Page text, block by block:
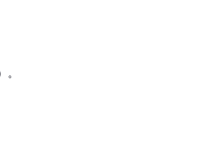
。